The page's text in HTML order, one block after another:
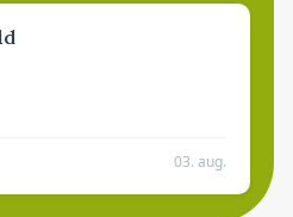
03. aug.